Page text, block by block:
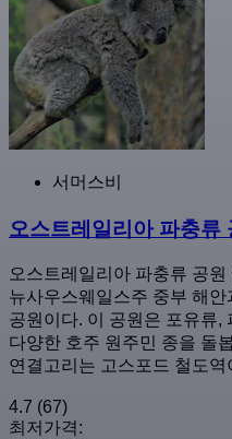
서머스비
오스트레일리아 파충류
오스트레일리아 파충류 공
뉴사우스웨일스주 중부 해
공원이다. 이 공원은 포유류,
다양한 호주 원주민 종을 돌
연결고리는 고스포드 철도역
4.7 (67)
최저가격: